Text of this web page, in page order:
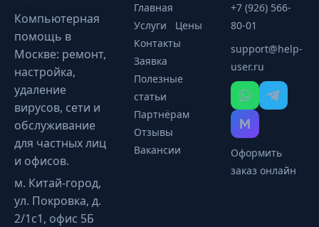
Компьютерная
помощь в
Москве: ремонт,
настройка,
удаление
вирусов, сети и
обслуживание
для частных лиц
и офисов.
м. Китай-город,
ул. Покровка, д.
2/1с1, офис 5Б
Главная
Услуги
Цены
Контакты
Заявка
Полезные
статьи
Партнёрам
Отзывы
Вакансии
+7 (926) 566-
80-01
support@help-
user.ru
Оформить
заказ онлайн